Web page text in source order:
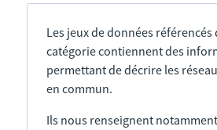
Les jeux de données référencés
catégorie contiennent des
permettant de décrire les
en commun.
Ils nous renseignent